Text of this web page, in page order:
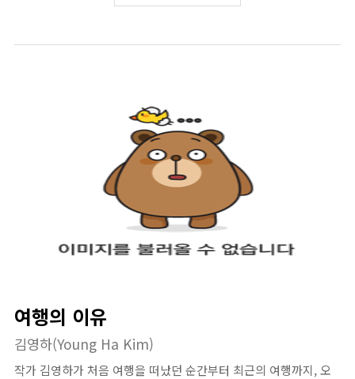
여행의 이유
김영하(Young Ha Kim)
작가 김영하가 처음 여행을 떠났던 순간부터 최근의 여행까지, 오